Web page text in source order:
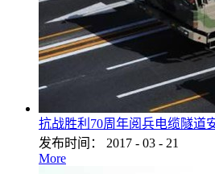
抗战胜利70周年阅兵电缆隧道
发布时间：
2017 - 03 - 21
More